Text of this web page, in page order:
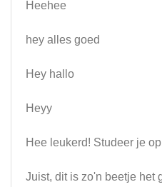
Heehee
hey alles goed
Hey hallo
Heyy
Hee leukerd! Studeer je
Juist, dit is zo'n beetje het